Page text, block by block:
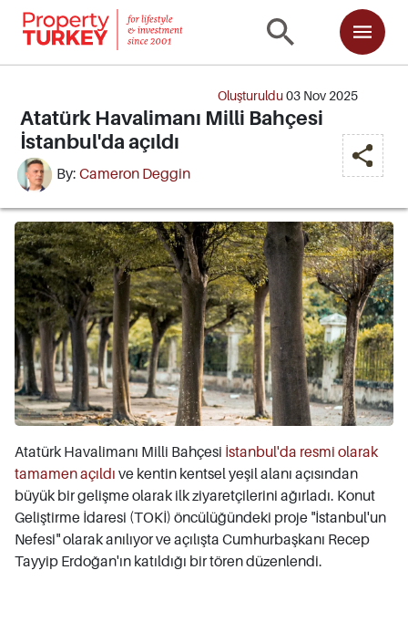
Atatürk Havalimanı Milli Bahçesi
İstanbul'da açıldı
By:Cameron Deggin
Oluşturuldu03 Nov 2025
Atatürk Havalimanı Milli Bahçesi İstanbul'da resmi olarak
tamamen açıldı ve kentin kentsel yeşil alanı açısından
büyük bir gelişme olarak ilk ziyaretçilerini ağırladı. Konut
Geliştirme İdaresi (TOKİ) öncülüğündeki proje "İstanbul'un
Nefesi" olarak anılıyor ve açılışta Cumhurbaşkanı Recep
Tayyip Erdoğan'ın katıldığı bir tören düzenlendi.